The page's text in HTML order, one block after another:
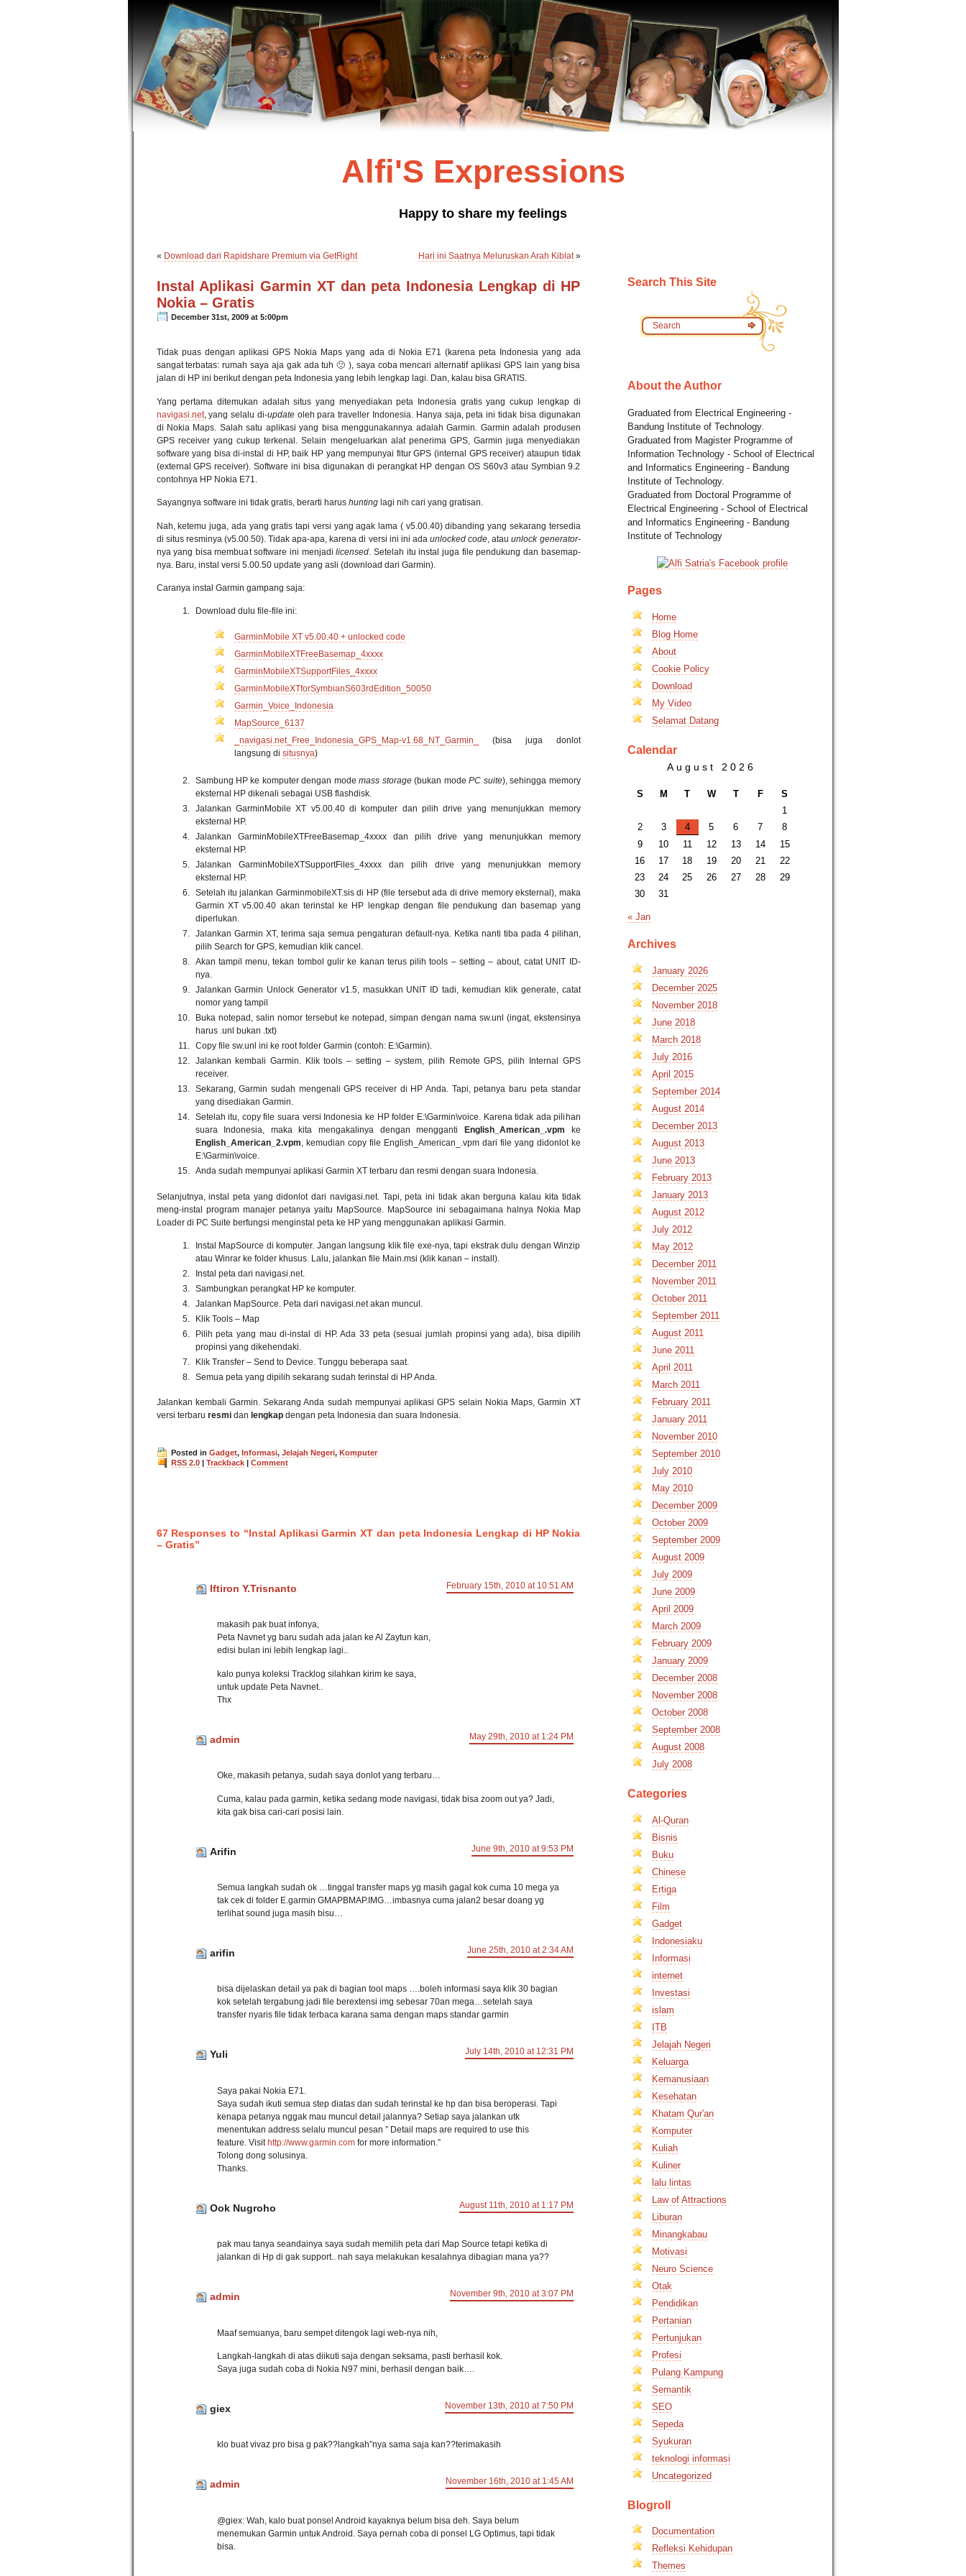
Alfi'S Expressions
Happy to share my feelings
« Download dari Rapidshare Premium via GetRight Hari ini Saatnya Meluruskan Arah Kiblat»
Instal Aplikasi Garmin XT dan peta Indonesia Lengkap di HP
Nokia – Gratis
December 31st, 2009 at 5:00pm
Tidak puas dengan aplikasi GPS Nokia Maps yang ada di Nokia E71 (karena peta Indonesia yang ada
sangat terbatas: rumah saya aja gak ada tuh 🙁 ), saya coba mencari alternatif aplikasi GPS lain yang bisa
jalan di HP ini berikut dengan peta Indonesia yang lebih lengkap lagi. Dan, kalau bisa GRATIS.
Yang pertama ditemukan adalah situs yang menyediakan peta Indonesia gratis yang cukup lengkap di
navigasi.net, yang selalu di-update oleh para traveller Indonesia. Hanya saja, peta ini tidak bisa digunakan
di Nokia Maps. Salah satu aplikasi yang bisa menggunakannya adalah Garmin. Garmin adalah produsen
GPS receiver yang cukup terkenal. Selain mengeluarkan alat penerima GPS, Garmin juga menyediakan
software yang bisa di-instal di HP, baik HP yang mempunyai fitur GPS (internal GPS receiver) ataupun tidak
(external GPS receiver). Software ini bisa digunakan di perangkat HP dengan OS S60v3 atau Symbian 9.2
contohnya HP Nokia E71.
Sayangnya software ini tidak gratis, berarti harus hunting lagi nih cari yang gratisan.
Nah, ketemu juga, ada yang gratis tapi versi yang agak lama ( v5.00.40) dibanding yang sekarang tersedia
di situs resminya (v5.00.50). Tidak apa-apa, karena di versi ini ini ada unlocked code , atauunlock generator-
nya yang bisa membuat software ini menjadilicensed . Setelah itu instal juga file pendukung dan basemap-
nya. Baru, instal versi 5.00.50 update yang asli (download dari Garmin).
Caranya instal Garmin gampang saja:
Download dulu file-file ini:
GarminMobile XT v5.00.40 + unlocked code
GarminMobileXTFreeBasemap_4xxxx
GarminMobileXTSupportFiles_4xxxx
GarminMobileXTforSymbianS603rdEdition_50050
Garmin_Voice_Indonesia
MapSource_6137
_navigasi.net_Free_Indonesia_GPS_Map-v1.68_NT_Garmin_
(bisa juga donlot
langsung di situsnya)
Sambung HP ke komputer dengan modemass storage(bukan modePC suite), sehingga memory
eksternal HP dikenali sebagai USB flashdisk.
Jalankan GarminMobile XT v5.00.40 di komputer dan pilih drive yang menunjukkan memory
eksternal HP.
Jalankan GarminMobileXTFreeBasemap_4xxxx dan pilih drive yang menunjukkan memory
eksternal HP.
Jalankan GarminMobileXTSupportFiles_4xxxx dan pilih drive yang menunjukkan memory
eksternal HP.
Setelah itu jalankan GarminmobileXT.sis di HP (file tersebut ada di drive memory eksternal), maka
Garmin XT v5.00.40 akan terinstal ke HP lengkap dengan file pendukung dan basemap yang
diperlukan.
Jalankan Garmin XT, terima saja semua pengaturan default-nya. Ketika nanti tiba pada 4 pilihan,
pilih Search for GPS, kemudian klik cancel.
Akan tampil menu, tekan tombol gulir ke kanan terus pilih tools – setting – about, catat UNIT ID-
nya.
Jalankan Garmin Unlock Generator v1.5, masukkan UNIT ID tadi, kemudian klik generate, catat
nomor yang tampil
Buka notepad, salin nomor tersebut ke notepad, simpan dengan nama sw.unl (ingat, ekstensinya
harus .unl bukan .txt)
Copy file sw.unl ini ke root folder Garmin (contoh: E:\Garmin).
Jalankan kembali Garmin. Klik tools – setting – system, pilih Remote GPS, pilih Internal GPS
receiver.
Sekarang, Garmin sudah mengenali GPS receiver di HP Anda. Tapi, petanya baru peta standar
yang disediakan Garmin.
Setelah itu, copy file suara versi Indonesia ke HP folder E:\Garmin\voice. Karena tidak ada pilihan
suara Indonesia, maka kita mengakalinya dengan mengganti
English_American_.vpm
ke
English_American_2.vpm, kemudian copy file English_American_.vpm dari file yang didonlot ke
E:\Garmin\voice.
Anda sudah mempunyai aplikasi Garmin XT terbaru dan resmi dengan suara Indonesia.
Selanjutnya, instal peta yang didonlot dari navigasi.net. Tapi, peta ini tidak akan berguna kalau kita tidak
meng-instal program manajer petanya yaitu MapSource. MapSource ini sebagaimana halnya Nokia Map
Loader di PC Suite berfungsi menginstal peta ke HP yang menggunakan aplikasi Garmin.
Instal MapSource di komputer. Jangan langsung klik file exe-nya, tapi ekstrak dulu dengan Winzip
atau Winrar ke folder khusus. Lalu, jalankan file Main.msi (klik kanan – install).
Instal peta dari navigasi.net.
Sambungkan perangkat HP ke komputer.
Jalankan MapSource. Peta dari navigasi.net akan muncul.
Klik Tools – Map
Pilih peta yang mau di-instal di HP. Ada 33 peta (sesuai jumlah propinsi yang ada), bisa dipilih
propinsi yang dikehendaki.
Klik Transfer – Send to Device. Tunggu beberapa saat.
Semua peta yang dipilih sekarang sudah terinstal di HP Anda.
Jalankan kembali Garmin. Sekarang Anda sudah mempunyai aplikasi GPS selain Nokia Maps, Garmin XT
versi terbaru resmi dan lengkap dengan peta Indonesia dan suara Indonesia.
Posted in Gadget, Informasi, Jelajah Negeri, Komputer
RSS 2.0| Trackback| Comment
67 Responses to “Instal Aplikasi Garmin XT dan peta Indonesia Lengkap di HP Nokia
– Gratis”
February 15th, 2010 at 10:51 AM
Iftiron Y.Trisnanto
makasih pak buat infonya,
Peta Navnet yg baru sudah ada jalan ke Al Zaytun kan,
edisi bulan ini lebih lengkap lagi..
kalo punya koleksi Tracklog silahkan kirim ke saya,
untuk update Peta Navnet..
Thx
May 29th, 2010 at 1:24 PM
admin
Oke, makasih petanya, sudah saya donlot yang terbaru…
Cuma, kalau pada garmin, ketika sedang mode navigasi, tidak bisa zoom out ya? Jadi,
kita gak bisa cari-cari posisi lain.
June 9th, 2010 at 9:53 PM
Arifin
Semua langkah sudah ok …tinggal transfer maps yg masih gagal kok cuma 10 mega ya
tak cek di folder E.garmin GMAPBMAP.IMG…imbasnya cuma jalan2 besar doang yg
terlihat sound juga masih bisu…
June 25th, 2010 at 2:34 AM
arifin
bisa dijelaskan detail ya pak di bagian tool maps ….boleh informasi saya klik 30 bagian
kok setelah tergabung jadi file berextensi img sebesar 70an mega…setelah saya
transfer nyaris file tidak terbaca karana sama dengan maps standar garmin
July 14th, 2010 at 12:31 PM
Yuli
Saya pakai Nokia E71.
Saya sudah ikuti semua step diatas dan sudah terinstal ke hp dan bisa beroperasi. Tapi
kenapa petanya nggak mau muncul detail jalannya? Setiap saya jalankan utk
menentukan address selalu muncul pesan ” Detail maps are required to use this
feature. Visithttp://www.garmin.comfor more information.”
Tolong dong solusinya.
Thanks.
August 11th, 2010 at 1:17 PM
Ook Nugroho
pak mau tanya seandainya saya sudah memilih peta dari Map Source tetapi ketika di
jalankan di Hp di gak support.. nah saya melakukan kesalahnya dibagian mana ya??
November 9th, 2010 at 3:07 PM
admin
Maaf semuanya, baru sempet ditengok lagi web-nya nih,
Langkah-langkah di atas diikuti saja dengan seksama, pasti berhasil kok.
Saya juga sudah coba di Nokia N97 mini, berhasil dengan baik….
November 13th, 2010 at 7:50 PM
giex
klo buat vivaz pro bisa g pak??langkah”nya sama saja kan??terimakasih
November 16th, 2010 at 1:45 AM
admin
@giex: Wah, kalo buat ponsel Android kayaknya belum bisa deh. Saya belum
menemukan Garmin untuk Android. Saya pernah coba di ponsel LG Optimus, tapi tidak
bisa.
Search This Site
About the Author
Graduated from Electrical Engineering -
Bandung Institute of Technology.
Graduated from Magister Programme of
Information Technology - School of Electrical
and Informatics Engineering - Bandung
Institute of Technology.
Graduated from Doctoral Programme of
Electrical Engineering - School of Electrical
and Informatics Engineering - Bandung
Institute of Technology
Pages
Home
Blog Home
About
Cookie Policy
Download
My Video
Selamat Datang
Calendar
August 2026
S M T W T F
S
1
2
3 4 5 6 7
8
9
10 11 12 13 14
15
16
17 18 19 20 21
22
23
24 25 26 27 28
29
30
31
« Jan
Archives
January 2026
December 2025
November 2018
June 2018
March 2018
July 2016
April 2015
September 2014
August 2014
December 2013
August 2013
June 2013
February 2013
January 2013
August 2012
July 2012
May 2012
December 2011
November 2011
October 2011
September 2011
August 2011
June 2011
April 2011
March 2011
February 2011
January 2011
November 2010
September 2010
July 2010
May 2010
December 2009
October 2009
September 2009
August 2009
July 2009
June 2009
April 2009
March 2009
February 2009
January 2009
December 2008
November 2008
October 2008
September 2008
August 2008
July 2008
Categories
Al-Quran
Bisnis
Buku
Chinese
Ertiga
Film
Gadget
Indonesiaku
Informasi
internet
Investasi
islam
ITB
Jelajah Negeri
Keluarga
Kemanusiaan
Kesehatan
Khatam Qur'an
Komputer
Kuliah
Kuliner
lalu lintas
Law of Attractions
Liburan
Minangkabau
Motivasi
Neuro Science
Otak
Pendidikan
Pertanian
Pertunjukan
Profesi
Pulang Kampung
Semantik
SEO
Sepeda
Syukuran
teknologi informasi
Uncategorized
Blogroll
Documentation
Refleksi Kehidupan
Themes